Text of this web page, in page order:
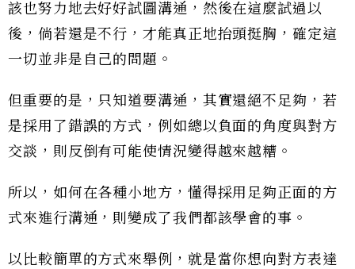
該也努力地去好好試圖溝通，然後在這麼試過以
後，倘若還是不行，才能真正地抬頭挺胸，確定這
一切並非是自己的問題。
但重要的是，只知道要溝通，其實還絕不足夠，若
是採用了錯誤的方式，例如總以負面的角度與對方
交談，則反倒有可能使情況變得越來越糟。
所以，如何在各種小地方，懂得採用足夠正面的方
式來進行溝通，則變成了我們都該學會的事。
以比較簡單的方式來舉例，就是當你想向對方表達